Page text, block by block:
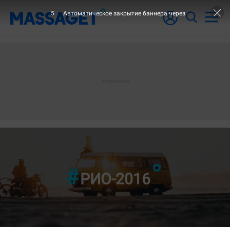
РИО-2016"2-ШІ БЕТ"
3 Автоматическое закрытие баннера через